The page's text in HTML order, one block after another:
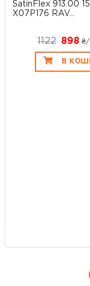
SatinFlex 913.00
X07P176 RAV...
1122 898
В